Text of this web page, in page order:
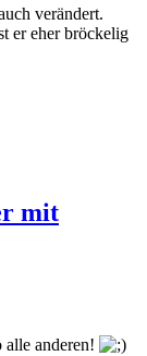
verändert.
er eher bröckelig
mit
anderen!